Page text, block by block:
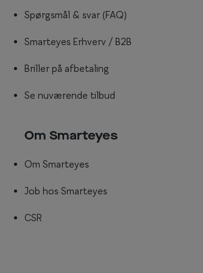
Spørgsmål & svar (FAQ)
Smarteyes Erhverv / B2B
Briller på afbetaling
Se nuværende tilbud
Om Smarteyes
Om Smarteyes
Job hos Smarteyes
CSR